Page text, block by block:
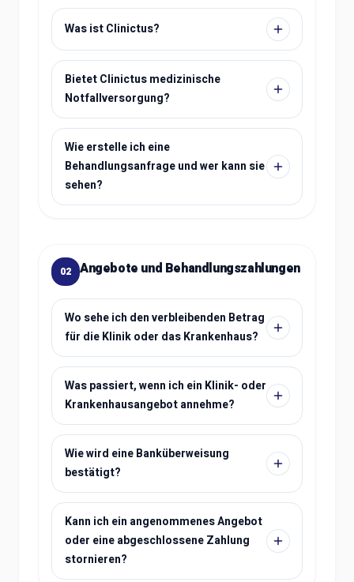
Was ist Clinictus?
Bietet Clinictus medizinische
Notfallversorgung?
Wie erstelle ich eine
Behandlungsanfrage und wer kann sie
sehen?
02 Angebote und Behandlungszahlungen
Wo sehe ich den verbleibenden Betrag
für die Klinik oder das Krankenhaus?
Was passiert, wenn ich ein Klinik- oder
Krankenhausangebot annehme?
Wie wird eine Banküberweisung
bestätigt?
Kann ich ein angenommenes Angebot
oder eine abgeschlossene Zahlung
stornieren?